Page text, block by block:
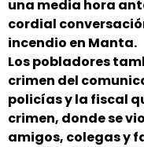
una media hora
cordial
incendio en Manta.
Los pobladores
crimen del
policías y la fiscal
crimen, donde se
amigos, colegas y